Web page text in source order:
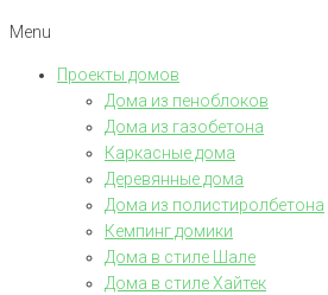
Menu
Проекты домов
Дома из пеноблоков
Дома из газобетона
Каркасные дома
Деревянные дома
Дома из полистиролбетона
Кемпинг домики
Дома в стиле Шале
Дома в стиле Хайтек